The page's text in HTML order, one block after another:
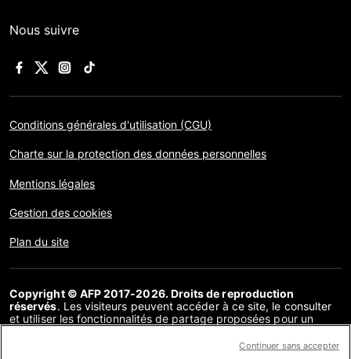
Nous suivre
Conditions générales d'utilisation (CGU)
Charte sur la protection des données personnelles
Mentions légales
Gestion des cookies
Plan du site
Copyright © AFP 2017-2026. Droits de reproduction
réservés. Les visiteurs peuvent accéder à ce site, le consulter
et utiliser les fonctionnalités de partage proposées pour un
communication au public, distribution de tout ou partie du
Continuer sans accepter